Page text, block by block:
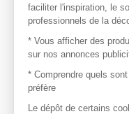
faciliter l'inspiration, le
professionnels de la
* Vous afficher des
sur nos annonces
* Comprendre quels
préfère
Le dépôt de certains